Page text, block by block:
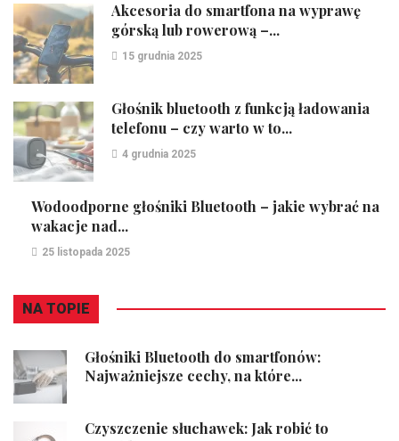
Akcesoria do smartfona na wyprawę
górską lub rowerową –...
15 grudnia 2025
Głośnik bluetooth z funkcją ładowania
telefonu – czy warto w to...
4 grudnia 2025
Wodoodporne głośniki Bluetooth – jakie wybrać na
wakacje nad...
25 listopada 2025
NA TOPIE
Głośniki Bluetooth do smartfonów:
Najważniejsze cechy, na które...
Czyszczenie słuchawek: Jak robić to